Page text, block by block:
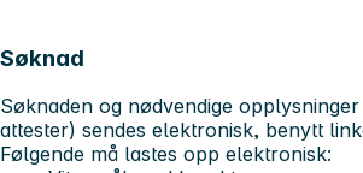
Søknad
Søknaden og nødvendige
attester) sendes elektronisk, benytt
Følgende må lastes opp elektronisk: